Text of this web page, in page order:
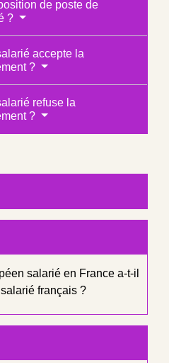
de poste de
?
accepte la
?
refuse la
?
salarié en France a-t-il
français ?